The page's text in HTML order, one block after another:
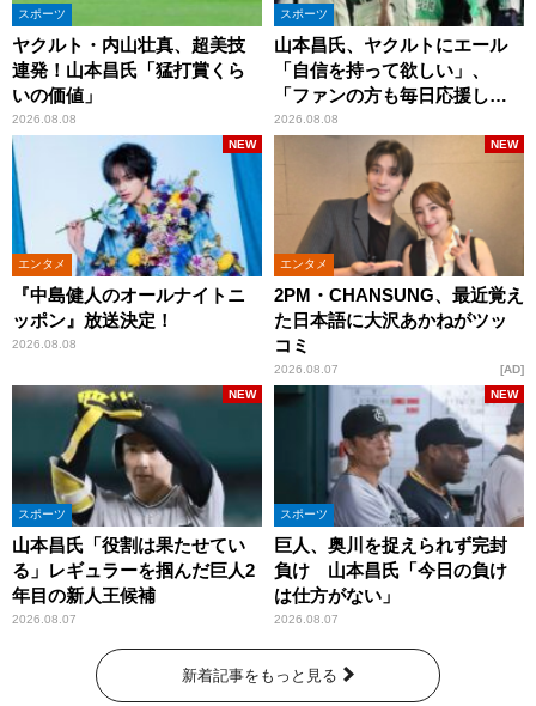
スポーツ
ヤクルト・内山壮真、超美技
連発！山本昌氏「猛打賞くら
いの価値」
2026.08.08
スポーツ
山本昌氏、ヤクルトにエール
「自信を持って欲しい」、
「ファンの方も毎日応援して
くれています」
2026.08.08
エンタメ
『中島健人のオールナイトニ
ッポン』放送決定！
2026.08.08
NEW
エンタメ
2PM・CHANSUNG、最近覚え
た日本語に大沢あかねがツッ
コミ
2026.08.07
NEW
AD
スポーツ
山本昌氏「役割は果たせてい
る」レギュラーを掴んだ巨人2
年目の新人王候補
2026.08.07
NEW
スポーツ
巨人、奥川を捉えられず完封
負け 山本昌氏「今日の負け
は仕方がない」
2026.08.07
NEW
新着記事をもっと見る